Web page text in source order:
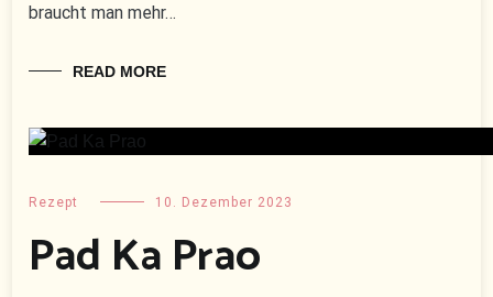
braucht man mehr…
READ MORE
Rezept 10. Dezember 2023
Pad Ka Prao